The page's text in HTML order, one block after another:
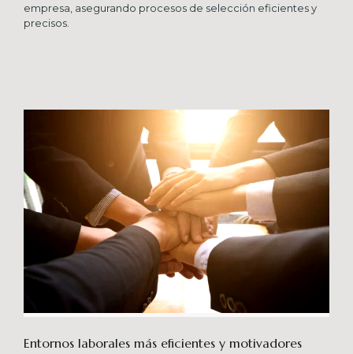
empresa, asegurando procesos de selección eficientes y
precisos.
Entornos laborales más eficientes y motivadores